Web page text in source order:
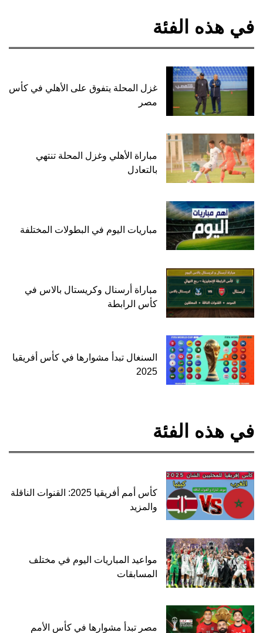
في هذه الفئة
غزل المحلة يتفوق على الأهلي في كأس
مصر
مباراة الأهلي وغزل المحلة تنتهي
بالتعادل
مباريات اليوم في البطولات المختلفة
مباراة أرسنال وكريستال بالاس في
كأس الرابطة
السنغال تبدأ مشوارها في كأس أفريقيا
2025
في هذه الفئة
كأس أمم أفريقيا 2025: القنوات الناقلة
والمزيد
مواعيد المباريات اليوم في مختلف
المسابقات
مصر تبدأ مشوارها في كأس الأمم